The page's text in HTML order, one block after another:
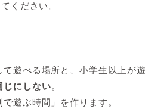
ください。
遊べる場所と、小学生以上が遊
じにしない。
で遊ぶ時間」を作ります。